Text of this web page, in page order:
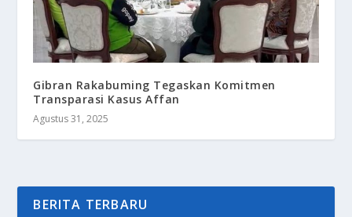
Gibran Rakabuming Tegaskan Komitmen
Transparasi Kasus Affan
Agustus 31, 2025
BERITA TERBARU